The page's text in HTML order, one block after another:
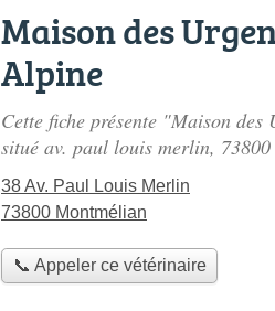
Maison des
Alpine
Cette fiche présente "Maison
situé av. paul louis merlin,
38 Av. Paul Louis Merlin
73800 Montmélian
📞 Appeler ce vétérinaire